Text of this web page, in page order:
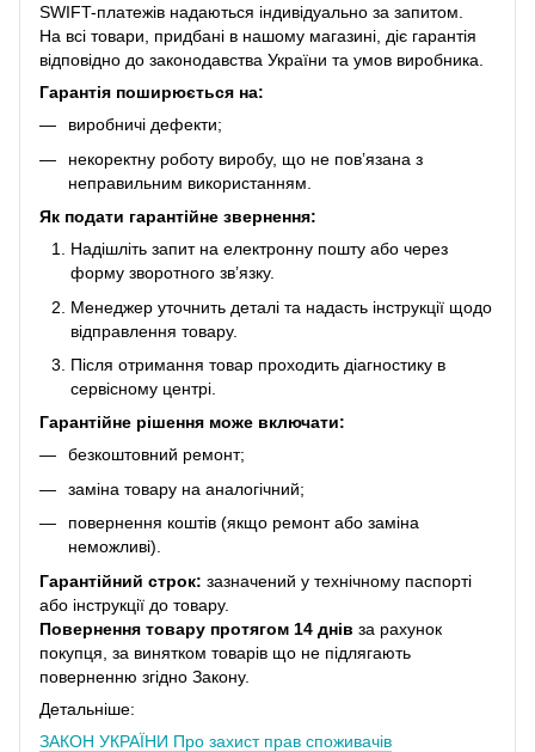
SWIFT-платежів надаються індивідуально за запитом.
На всі товари, придбані в нашому магазині, діє гарантія
відповідно до законодавства України та умов виробника.
Гарантія поширюється на:
виробничі дефекти;
некоректну роботу виробу, що не пов’язана з
неправильним використанням.
Як подати гарантійне звернення:
Надішліть запит на електронну пошту або через
форму зворотного зв’язку.
Менеджер уточнить деталі та надасть інструкції щодо
відправлення товару.
Після отримання товар проходить діагностику в
сервісному центрі.
Гарантійне рішення може включати:
безкоштовний ремонт;
заміна товару на аналогічний;
повернення коштів (якщо ремонт або заміна
неможливі).
Гарантійний строк: зазначений у технічному паспорті
або інструкції до товару.
Повернення товару протягом 14 днів за рахунок
покупця, за винятком товарів що не підлягають
поверненню згідно Закону.
Детальніше:
ЗАКОН УКРАЇНИ Про захист прав споживачів